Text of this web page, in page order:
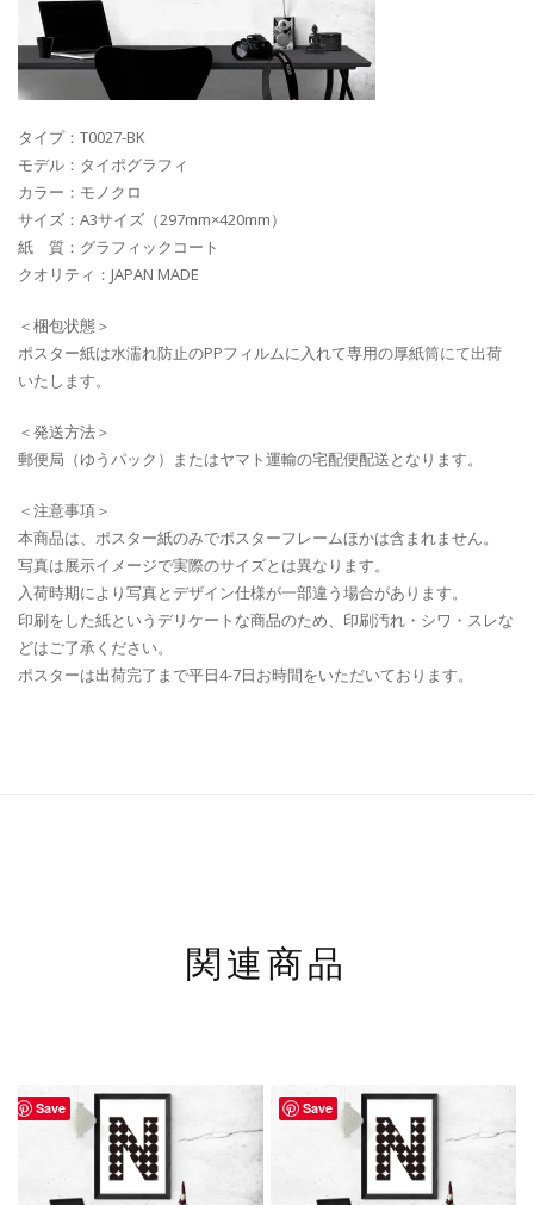
タイプ：T0027-BK
モデル：タイポグラフィ
カラー：モノクロ
サイズ：A3サイズ（297mm×420mm）
紙 質：グラフィックコート
クオリティ：JAPAN MADE
＜梱包状態＞
ポスター紙は水濡れ防止のPPフィルムに入れて専用の厚紙筒にて出荷
いたします。
＜発送方法＞
郵便局（ゆうパック）またはヤマト運輸の宅配便配送となります。
＜注意事項＞
本商品は、ポスター紙のみでポスターフレームほかは含まれません。
写真は展示イメージで実際のサイズとは異なります。
入荷時期により写真とデザイン仕様が一部違う場合があります。
印刷をした紙というデリケートな商品のため、印刷汚れ・シワ・スレな
どはご了承ください。
ポスターは出荷完了まで平日4-7日お時間をいただいております。
関連商品
Save Save